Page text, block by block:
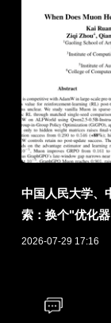
中国人民大学、
索：换个"优化
2026-07-29 17:16